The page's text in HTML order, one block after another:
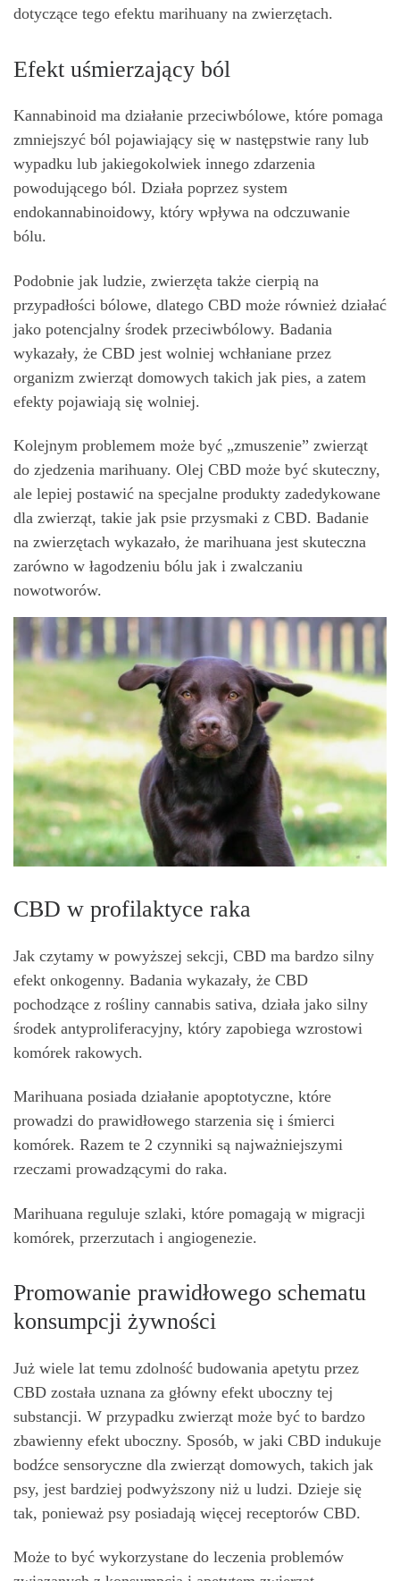
dotyczące tego efektu marihuany na zwierzętach.
Efekt uśmierzający ból
Kannabinoid ma działanie przeciwbólowe, które pomaga
zmniejszyć ból pojawiający się w następstwie rany lub
wypadku lub jakiegokolwiek innego zdarzenia
powodującego ból. Działa poprzez system
endokannabinoidowy, który wpływa na odczuwanie
bólu.
Podobnie jak ludzie, zwierzęta także cierpią na
przypadłości bólowe, dlatego CBD może również działać
jako potencjalny środek przeciwbólowy. Badania
wykazały, że CBD jest wolniej wchłaniane przez
organizm zwierząt domowych takich jak pies, a zatem
efekty pojawiają się wolniej.
Kolejnym problemem może być „zmuszenie” zwierząt
do zjedzenia marihuany. Olej CBD może być skuteczny,
ale lepiej postawić na specjalne produkty zadedykowane
dla zwierząt, takie jak psie przysmaki z CBD. Badanie
na zwierzętach wykazało, że marihuana jest skuteczna
zarówno w łagodzeniu bólu jak i zwalczaniu
nowotworów.
CBD w profilaktyce raka
Jak czytamy w powyższej sekcji, CBD ma bardzo silny
efekt onkogenny. Badania wykazały, że CBD
pochodzące z rośliny cannabis sativa, działa jako silny
środek antyproliferacyjny, który zapobiega wzrostowi
komórek rakowych.
Marihuana posiada działanie apoptotyczne, które
prowadzi do prawidłowego starzenia się i śmierci
komórek. Razem te 2 czynniki są najważniejszymi
rzeczami prowadzącymi do raka.
Marihuana reguluje szlaki, które pomagają w migracji
komórek, przerzutach i angiogenezie.
Promowanie prawidłowego schematu
konsumpcji żywności
Już wiele lat temu zdolność budowania apetytu przez
CBD została uznana za główny efekt uboczny tej
substancji. W przypadku zwierząt może być to bardzo
zbawienny efekt uboczny. Sposób, w jaki CBD indukuje
bodźce sensoryczne dla zwierząt domowych, takich jak
psy, jest bardziej podwyższony niż u ludzi. Dzieje się
tak, ponieważ psy posiadają więcej receptorów CBD.
Może to być wykorzystane do leczenia problemów